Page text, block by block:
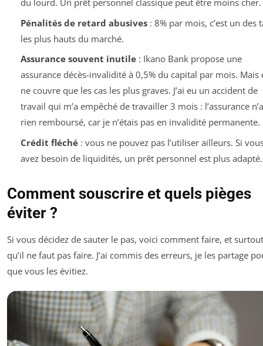
du lourd. Un prêt personnel classique peut être moins cher.
Pénalités de retard abusives: 8% par mois, c’est un des
les plus hauts du marché.
Assurance souvent inutile: Ikano Bank propose une
assurance décès-invalidité à 0,5% du capital par mois. Mais
ne couvre que les cas les plus graves. J’ai eu un accident de
travail qui m’a empêché de travailler 3 mois : l’assurance n’a
rien remboursé, car je n’étais pas en invalidité permanente.
Crédit fléché: vous ne pouvez pas l’utiliser ailleurs. Si
avez besoin de liquidités, un prêt personnel est plus adapté.
Comment souscrire et quels pièges
éviter ?
Si vous décidez de sauter le pas, voici comment faire, et
qu’il ne faut pas faire. J’ai commis des erreurs, je les partage
que vous les évitiez.